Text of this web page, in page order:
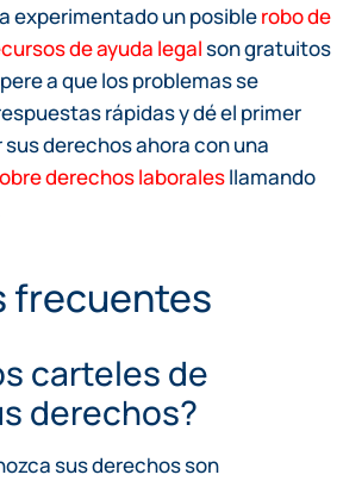
experimentado un posiblerobo de
de ayuda legalson gratuitos
a que los problemas se
rápidas y dé el primer
derechos ahora con una
derechos laboralesllamando
frecuentes
carteles de
derechos?
sus derechos son